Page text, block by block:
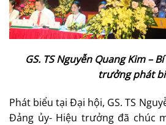
GS. TS Nguyễn Quang Kim –
trưởng phát
Phát biểu tại Đại hội, GS. TS
Đảng ủy- Hiệu trưởng đã chúc